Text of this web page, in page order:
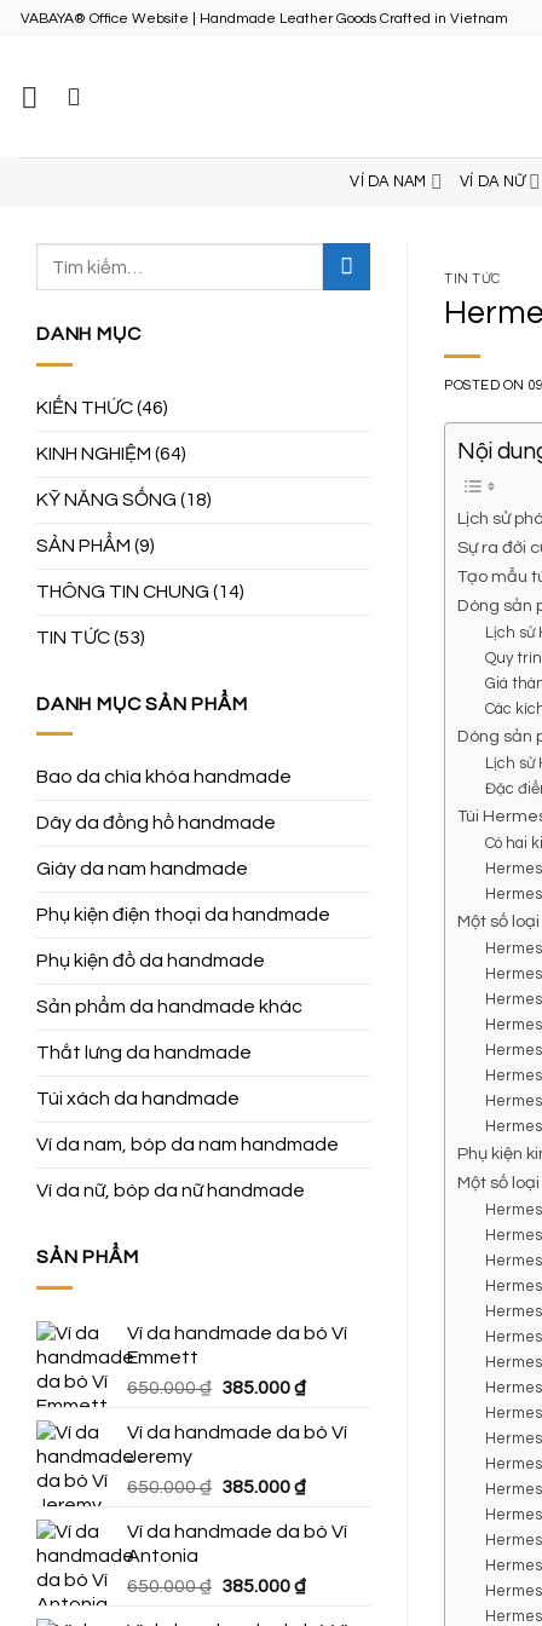
SkipVABAYA® Office Website | Handmade Leather Goods Crafted in Vietnam
VÍ DA NAM VÍ DA NỮ
DANH MỤC
KIẾN THỨC(46)
KINH NGHIỆM (64)
KỸ NĂNG SỐNG (18)
SẢN PHẨM (9)
THÔNG TIN CHUNG (14)
TIN TỨC(53)
DANH MỤC SẢN PHẨM
Bao da chìa khóa handmade
Dây da đồng hồ handmade
Giày da nam handmade
Phụ kiện điện thoại da handmade
Phụ kiện đồ da handmade
Sản phẩm da handmade khác
Thắt lưng da handmade
Túi xách da handmade
Ví da nam, bóp da nam handmade
Ví da nữ, bóp da nữ handmade
SẢN PHẨM
Ví da handmade da bò Ví
Emmett
650.000₫ Giá
là:
385.000₫Giá
tại
385.000 ₫.
Ví da handmade da bò Ví
Jeremy
650.000₫ Giá
là:
385.000₫Giá
tại
385.000 ₫.
Ví da handmade da bò Ví
Antonia
650.000₫ Giá
385.000₫Giá
TIN TỨC
POSTED ON
Nội
Lịch sử
Sự ra đời
Tạo mẫu
Dòng sản
Lịch sử
Quy
Giá
Các
Dòng sản
Lịch sử
Đặc
Túi
Có hai
Một số
Phụ kiện
Một số
Hermes